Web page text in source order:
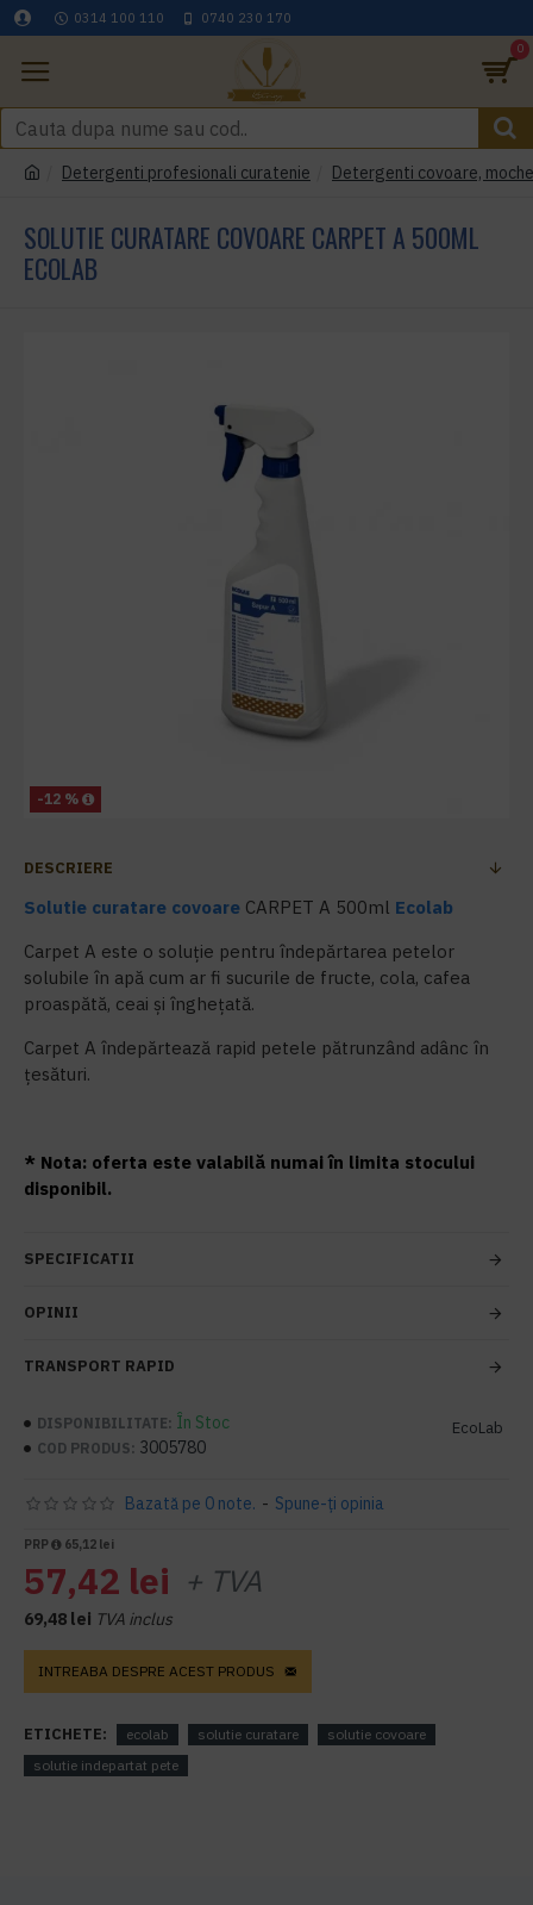
0314 100 110 0740 230 170
0
Detergenti profesionali curatenie Detergenti covoare,
SOLUTIE CURATARE COVOARE CARPET A 500ML
ECOLAB
-12 %
DESCRIERE
Solutie curatare covoare CARPET A 500ml Ecolab
Carpet A este o soluție pentru îndepărtarea petelor
solubile în apă cum ar fi sucurile de fructe, cola, cafea
proaspătă, ceai și înghețată.
Carpet A îndepărtează rapid petele pătrunzând adânc în
țesături.
* Nota: oferta este valabilă numai în limita stocului
disponibil.
SPECIFICATII
OPINII
TRANSPORT RAPID
DISPONIBILITATE: În Stoc
COD PRODUS: 3005780
EcoLab
Bazată pe 0 note. - Spune-ţi opinia
PRP 65,12 lei
57,42 lei + TVA
69,48 lei TVA inclus
INTREABA DESPRE ACEST PRODUS
ETICHETE: ecolab solutie curatare
solutie covoare
solutie indepartat pete